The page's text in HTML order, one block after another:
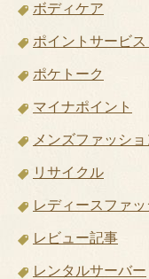
ボディケア
ポイントサービ
ポケトーク
マイナポイント
メンズファッショ
リサイクル
レディースファ
レビュー記事
レンタルサーバー